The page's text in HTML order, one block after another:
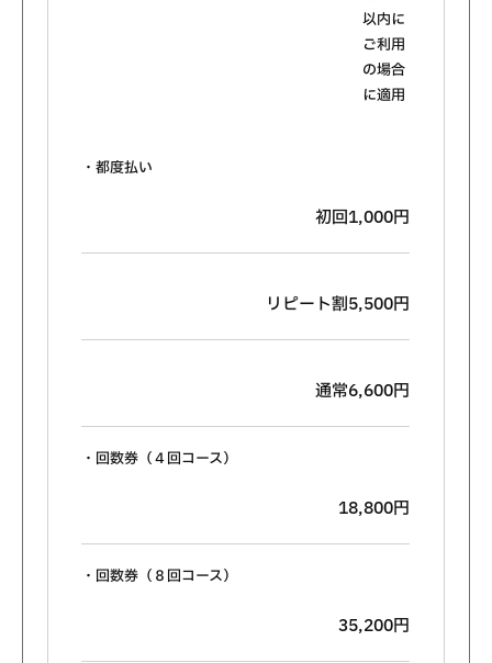
以内に
ご利用
の場合
に適用
・都度払い
初回1,000円
リピート割5,500円
通常6,600円
・回数券（４回コース）
18,800円
・回数券（８回コース）
35,200円